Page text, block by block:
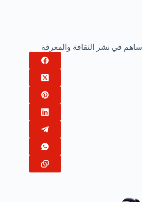
ساهم في نشر الثقافة والمعرفة